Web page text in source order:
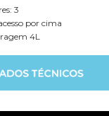
3
por cima
4L